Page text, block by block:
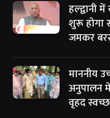
हल्द्वानी
शुरू होगा
जमकर
माननीय
अनुपालन में
वृहद